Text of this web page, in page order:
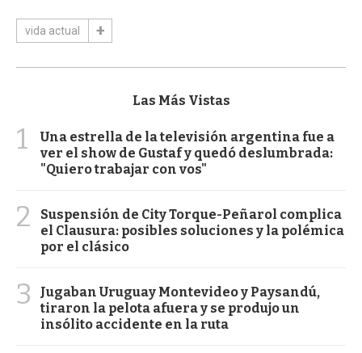
vida actual
Las Más Vistas
1
Una estrella de la televisión argentina fue a
ver el show de Gustaf y quedó deslumbrada:
"Quiero trabajar con vos"
2
Suspensión de City Torque-Peñarol complica
el Clausura: posibles soluciones y la polémica
por el clásico
3
Jugaban Uruguay Montevideo y Paysandú,
tiraron la pelota afuera y se produjo un
insólito accidente en la ruta